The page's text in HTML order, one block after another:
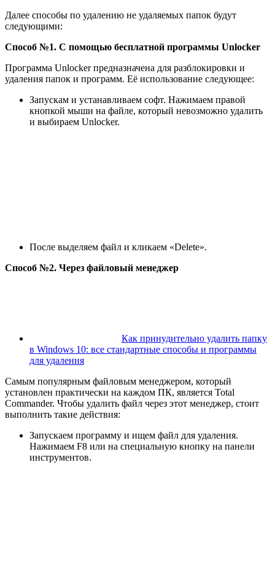
Далее способы по удалению не удаляемых папок будут
следующими:
Способ №1. С помощью бесплатной программы Unlocker
Программа Unlocker предназначена для разблокировки и
удаления папок и программ. Её использование следующее:
Запускам и устанавливаем софт. Нажимаем правой
кнопкой мыши на файле, который невозможно удалить
и выбираем Unlocker.
После выделяем файл и кликаем «Delete».
Способ №2. Через файловый менеджер
Как принудительно удалить папку
в Windows 10: все стандартные способы и программы
для удаления
Самым популярным файловым менеджером, который
установлен практически на каждом ПК, является Total
Commander. Чтобы удалить файл через этот менеджер, стоит
выполнить такие действия:
Запускаем программу и ищем файл для удаления.
Нажимаем F8 или на специальную кнопку на панели
инструментов.